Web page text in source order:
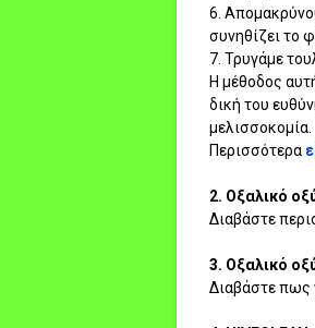
6.
συνηθίζει το
7. Τρυγάμε
Η μέθοδος
δική του
μελισσοκομία.
Περισσότερα
2. Οξαλικό
Διαβάστε
3. Οξαλικό
Διαβάστε πως